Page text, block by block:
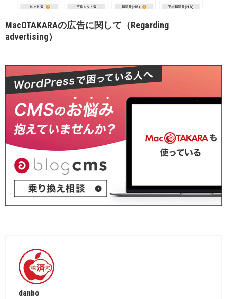
MacOTAKARAの広告に関して（Regarding
advertising）
danbo